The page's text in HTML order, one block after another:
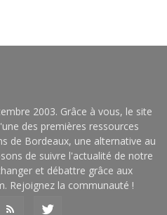
2003. Grâce à vous, le site
des premières ressources
de Bordeaux, une alternative au
de suivre l'actualité de notre
et débattre grâce aux
Rejoignez la communauté !